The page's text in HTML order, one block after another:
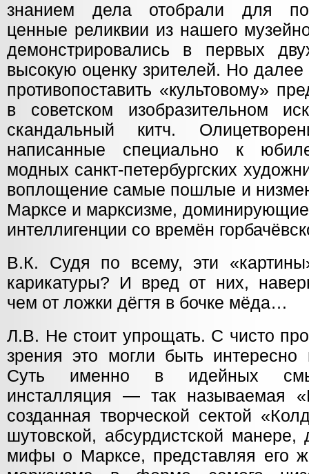
знанием дела отобрали для
ценные реликвии из нашего
демонстрировались в первых
высокую оценку зрителей. Но
противопоставить «культовому»
в советском изобразительном
скандальный китч.
написанные специально к
модных санкт-петербургских
воплощение самые пошлые и
Марксе и марксизме,
интеллигенции со времён
В.К. Судя по всему, эти
карикатуры? И вред от них,
чем от ложки дёгтя в бочке мёда…
Л.В. Не стоит упрощать. С чисто
зрения это могли быть интересно
Суть именно в идейных
инсталляция — так называемая
созданная творческой сектой
шутовской, абсурдистской
мифы о Марксе, представляя его